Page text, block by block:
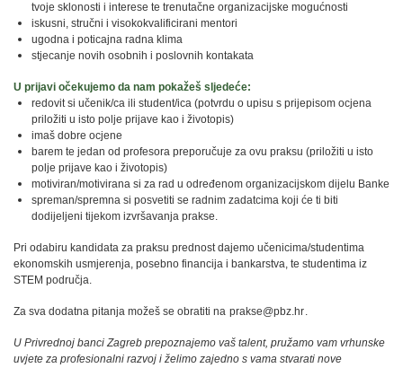
tvoje sklonosti i interese te trenutačne organizacijske mogućnosti
iskusni, stručni i visokokvalificirani mentori
ugodna i poticajna radna klima
stjecanje novih osobnih i poslovnih kontakata
U prijavi očekujemo da nam pokažeš sljedeće:
redovit si učenik/ca ili student/ica (potvrdu o upisu s prijepisom ocjena
priložiti u isto polje prijave kao i životopis)
imaš dobre ocjene
barem te jedan od profesora preporučuje za ovu praksu (priložiti u isto
polje prijave kao i životopis)
motiviran/motivirana si za rad u određenom organizacijskom dijelu Banke
spreman/spremna si posvetiti se radnim zadatcima koji će ti biti
dodijeljeni tijekom izvršavanja prakse.
Pri odabiru kandidata za praksu prednost dajemo učenicima/studentima
ekonomskih usmjerenja, posebno financija i bankarstva, te studentima iz
STEM područja.
Za sva dodatna pitanja možeš se obratiti na prakse@pbz.hr.
U Privrednoj banci Zagreb prepoznajemo vaš talent, pružamo vam vrhunske
uvjete za profesionalni razvoj i želimo zajedno s vama stvarati nove